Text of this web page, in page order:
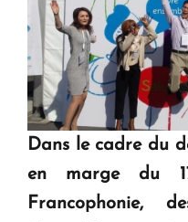
Dans le cadre du
en marge du
Francophonie,